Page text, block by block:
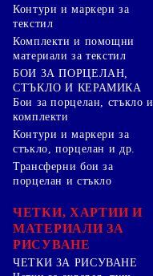
Контури и маркери за
текстил
Комплекти и помощни
материали за текстил
БОИ ЗА ПОРЦЕЛАН,
СТЪКЛО И КЕРАМИКА
Бои за порцелан, стъкло и
комплекти
Контури и маркери за
стъкло, порцелан и др.
Трансферни бои за
порцелан и стъкло
ЧЕТКИ, ХАРТИИ И
МАТЕРИАЛИ ЗА
РИСУВАНЕ
ЧЕТКИ ЗА РИСУВАНЕ